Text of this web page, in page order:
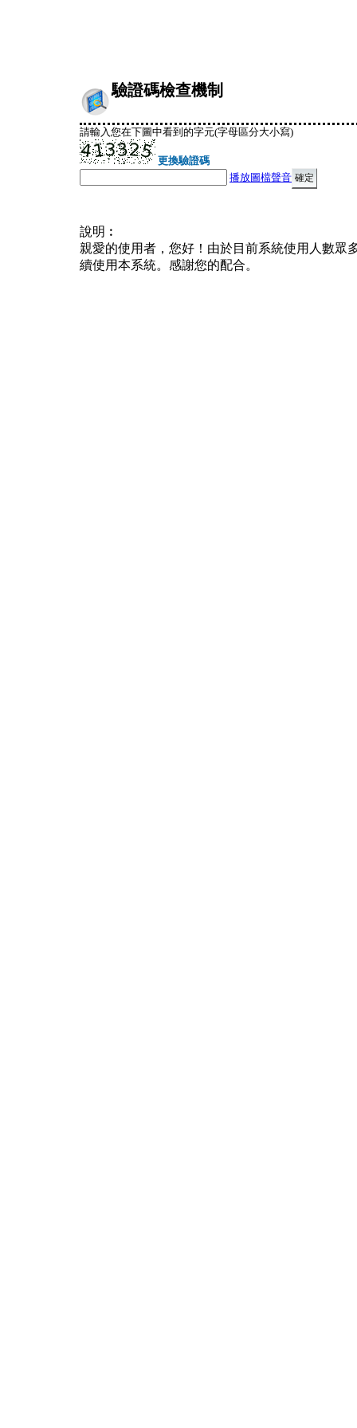
驗證碼檢查機制
請輸入您在下圖中看到的字元(字母區分大小寫)
更換驗證碼
播放圖檔聲音
說明︰
親愛的使用者，您好！由於目前系統使用人數眾
續使用本系統。感謝您的配合。